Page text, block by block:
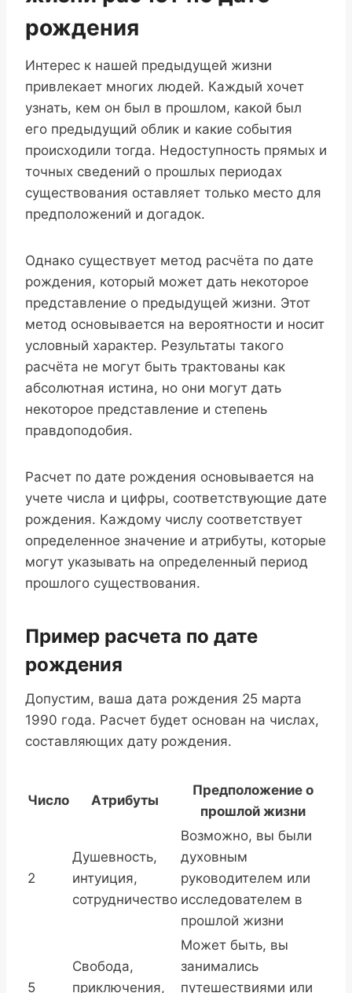
рождения
Интерес к нашей предыдущей жизни
привлекает многих людей. Каждый хочет
узнать, кем он был в прошлом, какой был
его предыдущий облик и какие события
происходили тогда. Недоступность прямых и
точных сведений о прошлых периодах
существования оставляет только место для
предположений и догадок.
Однако существует метод расчёта по дате
рождения, который может дать некоторое
представление о предыдущей жизни. Этот
метод основывается на вероятности и носит
условный характер. Результаты такого
расчёта не могут быть трактованы как
абсолютная истина, но они могут дать
некоторое представление и степень
правдоподобия.
Расчет по дате рождения основывается на
учете числа и цифры, соответствующие дате
рождения. Каждому числу соответствует
определенное значение и атрибуты, которые
могут указывать на определенный период
прошлого существования.
Пример расчета по дате
рождения
Допустим, ваша дата рождения 25 марта
1990 года. Расчет будет основан на числах,
составляющих дату рождения.
Число Атрибуты
Предположение о
прошлой жизни
2
Душевность,
интуиция,
сотрудничество
Возможно, вы были
духовным
руководителем или
исследователем в
прошлой жизни
5
Свобода,
приключения,
Может быть, вы
занимались
путешествиями или